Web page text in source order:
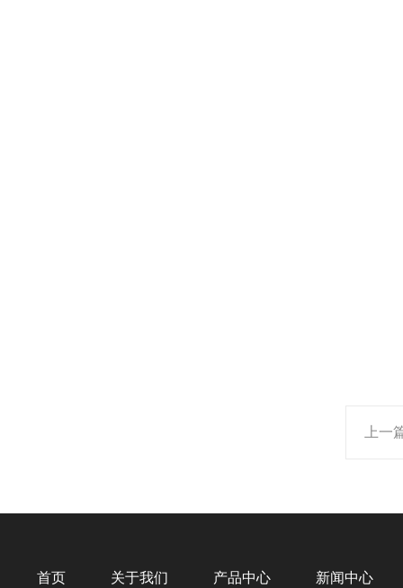
上一
首页 关于我们 产品中心 新闻中心